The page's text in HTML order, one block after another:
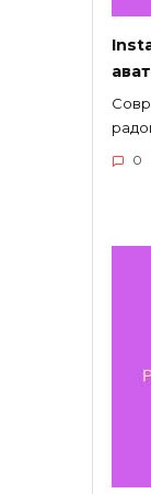
0